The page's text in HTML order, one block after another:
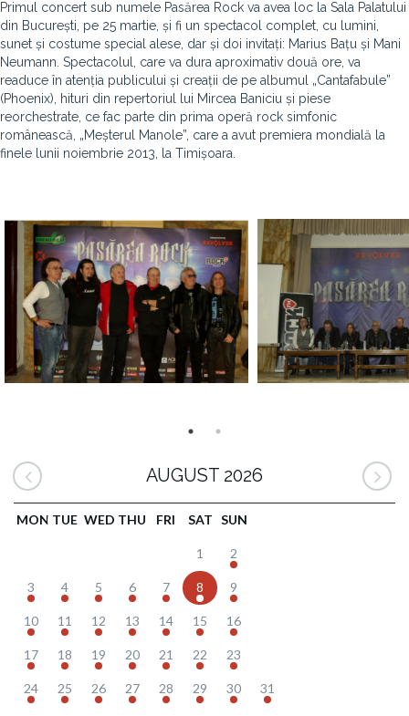
Primul concert sub numele Pasărea Rock va avea loc la Sala Palatului
din București, pe 25 martie, și fi un spectacol complet, cu lumini,
sunet și costume special alese, dar și doi invitați: Marius Bațu și Mani
Neumann. Spectacolul, care va dura aproximativ două ore, va
readuce în atenția publicului și creații de pe albumul „Cantafabule”
(Phoenix), hituri din repertoriul lui Mircea Baniciu și piese
reorchestrate, ce fac parte din prima operă rock simfonic
românească, „Meșterul Manole”, care a avut premiera mondială la
finele lunii noiembrie 2013, la Timișoara.
AUGUST 2026
MON TUE WED THU FRI SAT SUN
1 2
3 4 5 6 7 8 9
10 11 12 13 14 15 16
17 18 19 20 21 22 23
24 25 26 27 28 29 30 31